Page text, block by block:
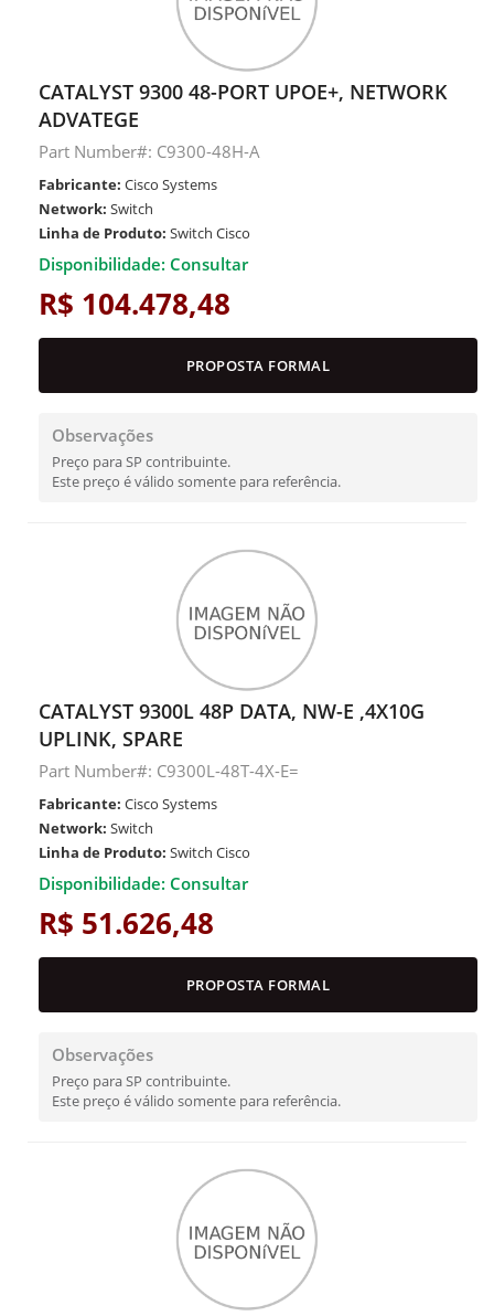
CATALYST 9300 48-PORT UPOE+, NETWORK
ADVATEGE
Part Number#: C9300-48H-A
Fabricante: Cisco Systems
Network: Switch
Linha de Produto: Switch Cisco
Disponibilidade: Consultar
R$ 104.478,48
PROPOSTA FORMAL
Observações
Preço para SP contribuinte.
Este preço é válido somente para referência.
CATALYST 9300L 48P DATA, NW-E ,4X10G
UPLINK, SPARE
Part Number#: C9300L-48T-4X-E=
Fabricante: Cisco Systems
Network: Switch
Linha de Produto: Switch Cisco
Disponibilidade: Consultar
R$ 51.626,48
PROPOSTA FORMAL
Observações
Preço para SP contribuinte.
Este preço é válido somente para referência.